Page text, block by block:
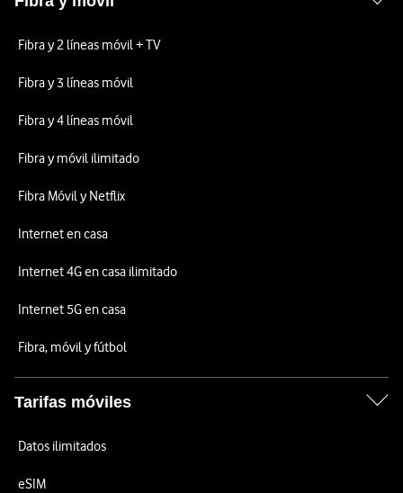
Fibra y 2 líneas móvil + TV
Fibra y 3 líneas móvil
Fibra y 4 líneas móvil
Fibra y móvil ilimitado
Fibra Móvil y Netflix
Internet en casa
Internet 4G en casa ilimitado
Internet 5G en casa
Fibra, móvil y fútbol
Tarifas móviles
Datos ilimitados
eSIM